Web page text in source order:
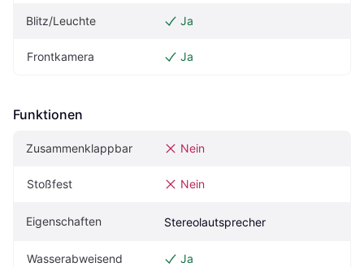
Blitz/Leuchte Ja
Frontkamera Ja
Funktionen
Zusammenklappbar Nein
Stoßfest Nein
Eigenschaften Stereolautsprecher
Wasserabweisend Ja